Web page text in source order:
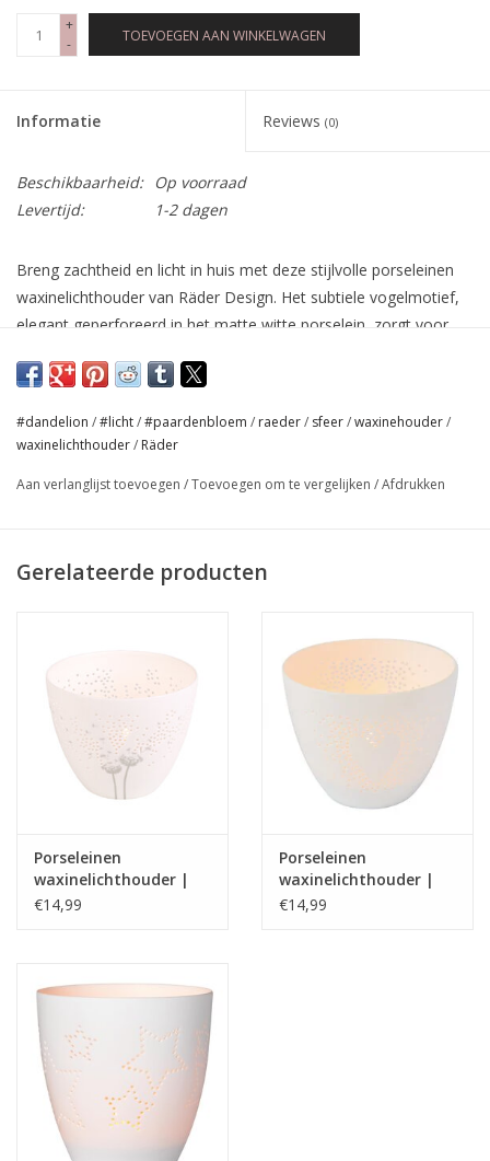
+
-
TOEVOEGEN AAN WINKELWAGEN
Informatie Reviews (0)
Beschikbaarheid:
Op voorraad
Levertijd:
1-2 dagen
Breng zachtheid en licht in huis met deze stijlvolle porseleinen
waxinelichthouder van Räder Design. Het subtiele vogelmotief,
elegant geperforeerd in het matte witte porselein, zorgt voor
aansteekt.
De silhouetten van vogels in vlucht symboliseren vrijheid, rust en
lichtheid – perfect als betekenisvol cadeau of als poëtisch detail
Design:geperforeerde vogels in vlucht
~ Materiaal: ongeglazuurd porselein
~ Eventueel met de hand afwassen
#dandelion /#licht/#paardenbloem / raeder/ sfeer/waxinehouder/
waxinelichthouder/ Räder
Aan verlanglijst toevoegen /Toevoegen om te vergelijken /Afdrukken
Gerelateerde producten
Porseleinen
waxinelichthouder |
Poetry light |
€14,99
Porseleinen
waxinelichthouder |
Poetry light | hart |
€14,99